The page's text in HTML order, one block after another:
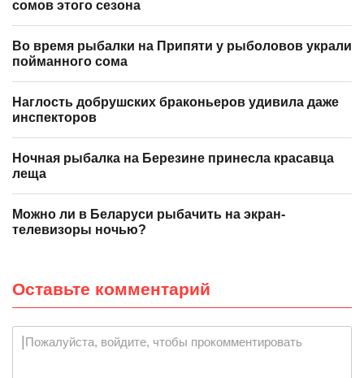
сомов этого сезона
Во время рыбалки на Припяти у рыболовов украли
пойманного сома
Наглость добрушских браконьеров удивила даже
инспекторов
Ночная рыбалка на Березине принесла красавца
леща
Можно ли в Беларуси рыбачить на экран-
телевизоры ночью?
Оставьте комментарий
Пожалуйста, войдите, чтобы прокомментировать